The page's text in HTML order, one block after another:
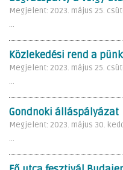
Megjelent: 2023. május 25.
...
Közlekedési rend a
Megjelent: 2023. május 25.
...
Gondnoki álláspályázat
Megjelent: 2023. május 30.
...